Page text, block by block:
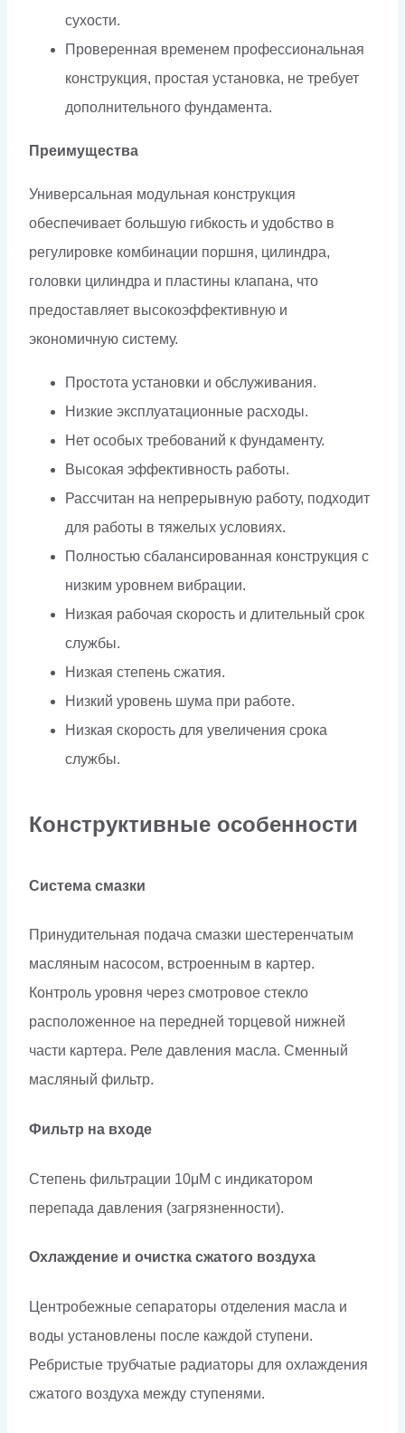
сухости.
Проверенная временем профессиональная
конструкция, простая установка, не требует
дополнительного фундамента.
Преимущества
Универсальная модульная конструкция
обеспечивает большую гибкость и удобство в
регулировке комбинации поршня, цилиндра,
головки цилиндра и пластины клапана, что
предоставляет высокоэффективную и
экономичную систему.
Простота установки и обслуживания.
Низкие эксплуатационные расходы.
Нет особых требований к фундаменту.
Высокая эффективность работы.
Рассчитан на непрерывную работу, подходит
для работы в тяжелых условиях.
Полностью сбалансированная конструкция с
низким уровнем вибрации.
Низкая рабочая скорость и длительный срок
службы.
Низкая степень сжатия.
Низкий уровень шума при работе.
Низкая скорость для увеличения срока
службы.
Конструктивные особенности
Система смазки
Принудительная подача смазки шестеренчатым
масляным насосом, встроенным в картер.
Контроль уровня через смотровое стекло
расположенное на передней торцевой нижней
части картера. Реле давления масла. Сменный
масляный фильтр.
Фильтр на входе
Степень фильтрации 10μM с индикатором
перепада давления (загрязненности).
Охлаждение и очистка сжатого воздуха
Центробежные сепараторы отделения масла и
воды установлены после каждой ступени.
Ребристые трубчатые радиаторы для охлаждения
сжатого воздуха между ступенями.